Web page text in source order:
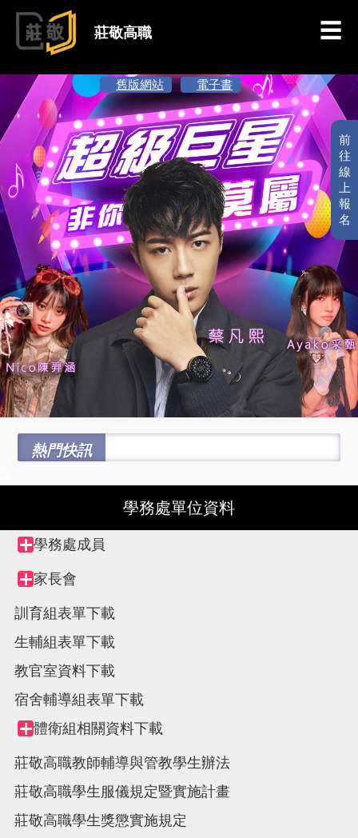
跳到主要內容
莊敬高職
前
往
線
上
報
名
舊版網站 電子書
熱門快訊
學務處單位資料
Collapse
node
Tree
view,
學務處成員
Collapse
node
家長會
訓育組表單下載
生輔組表單下載
教官室資料下載
宿舍輔導組表單下載
Collapse
node
體衛組相關資料下載
莊敬高職教師輔導與管教學生辦法
莊敬高職學生服儀規定暨實施計畫
莊敬高職學生獎懲實施規定